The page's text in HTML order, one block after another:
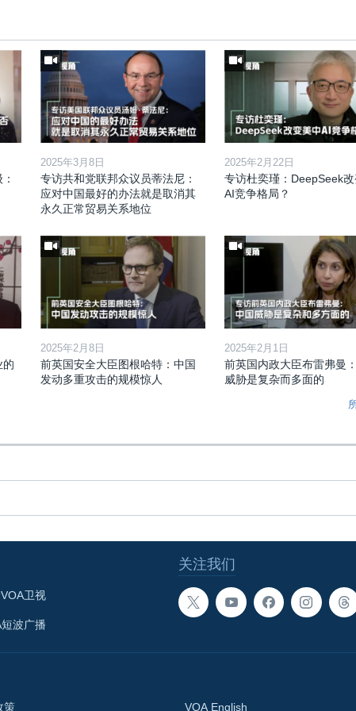
2025年3月8日
专访共和党联邦众议员蒂法尼：
应对中国最好的办法就是取消其
永久正常贸易关系地位
2025年2月22日
专访杜奕瑾：DeepSeek
AI竞争格局？
的
2025年2月8日
前英国安全大臣图根哈特：中国
发动多重攻击的规模惊人
2025年2月1日
前英国内政大臣布雷弗曼
威胁是复杂而多面的
关注我们
卫视
波广播
策 VOA English